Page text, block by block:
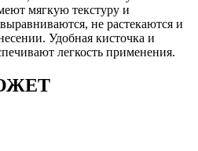
мягкую текстуру и
не растекаются и
Удобная кисточка и
легкость применения.